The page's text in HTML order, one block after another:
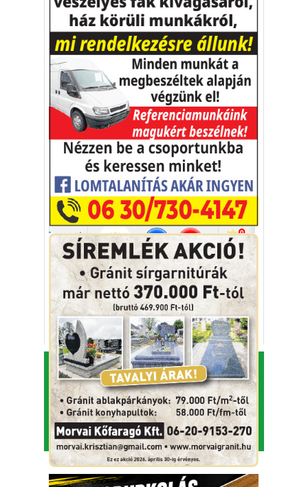
Kaktusz
A nyaralás extrém
helyzeteket teremt, nagyon
sokan kalandot, kihívást
keresnek.
Vélemény rovat cikkei
Újságlapozó
A nagyvilág képekben
KAFI Reklám és Kommunikációs Bt.1993-2026.
Alapító - főszerkesztő: Kapfinger András
Kiadó és szerkesztőség címe: 7100 Szekszárd, Csokonai
u. 3.
Telefon: 74/414-853, 74/511-709 ⋅Fax: 74/414-853
E-mail:tolnamegyeikronika@gmail.com
Adószám: 26457567-2-17⋅Cégjegyzékszám: Cg. 17-06-
001816
© Minden jog fenntartva.